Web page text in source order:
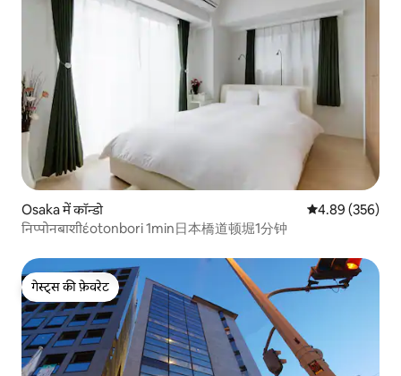
Osaka में कॉन्डो औसत रेटिंग 5 में से
4.89 (356)
निप्पोनबाशीέotonbori 1min日本橋道顿堀1分钟
गेस्ट्स की फ़ेवरेट
गेस्ट्स की फ़ेवरेट